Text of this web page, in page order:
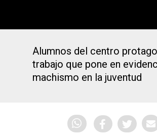
Alumnos del centro
trabajo que pone en
machismo en la juventud